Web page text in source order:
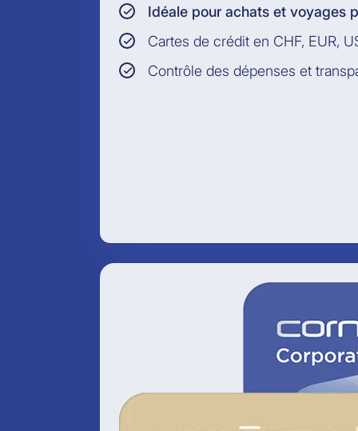
Idéale pour achats et voyages
Cartes de crédit en CHF, EUR,
Contrôle des dépenses et